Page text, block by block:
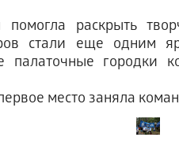
помогла раскрыть
стали еще одним
палаточные городки
место заняла